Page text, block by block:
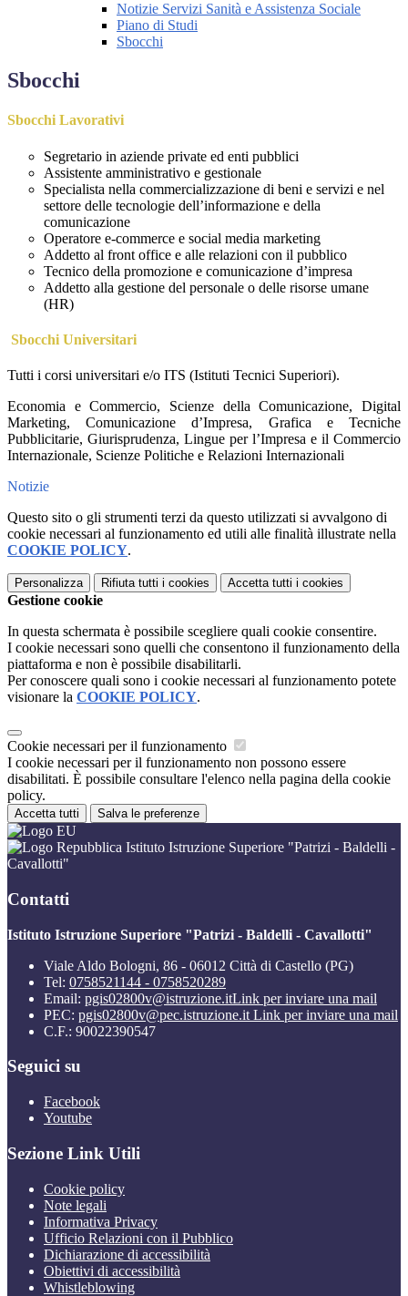
Notizie Servizi Sanità e Assistenza Sociale
Piano di Studi
Sbocchi
Sbocchi
Sbocchi Lavorativi
Segretario in aziende private ed enti pubblici
Assistente amministrativo e gestionale
Specialista nella commercializzazione di beni e servizi e nel
settore delle tecnologie dell’informazione e della
comunicazione
Operatore e-commerce e social media marketing
Addetto al front office e alle relazioni con il pubblico
Tecnico della promozione e comunicazione d’impresa
Addetto alla gestione del personale o delle risorse umane
(HR)
Sbocchi Universitari
Tutti i corsi universitari e/o ITS (Istituti Tecnici Superiori).
Economia e Commercio, Scienze della Comunicazione, Digital
Marketing, Comunicazione d’Impresa, Grafica e Tecniche
Pubblicitarie, Giurisprudenza, Lingue per l’Impresa e il Commercio
Internazionale, Scienze Politiche e Relazioni Internazionali
Notizie
Questo sito o gli strumenti terzi da questo utilizzati si avvalgono di
cookie necessari al funzionamento ed utili alle finalità illustrate nella
COOKIE POLICY.
Personalizza Rifiuta tutti i cookies Accetta tutti i cookies
Gestione cookie
In questa schermata è possibile scegliere quali cookie consentire.
I cookie necessari sono quelli che consentono il funzionamento della
piattaforma e non è possibile disabilitarli.
Per conoscere quali sono i cookie necessari al funzionamento potete
visionare la COOKIE POLICY.
Cookie necessari per il funzionamento
I cookie necessari per il funzionamento non possono essere
disabilitati. È possibile consultare l'elenco nella pagina della cookie
policy.
Accetta tutti Salva le preferenze
Istituto Istruzione Superiore "Patrizi - Baldelli -
Cavallotti"
Contatti
Istituto Istruzione Superiore "Patrizi - Baldelli - Cavallotti"
Viale Aldo Bologni, 86 - 06012 Città di Castello (PG)
Tel: 0758521144 - 0758520289
Email: pgis02800v@istruzione.itLink per inviare una mail
PEC: pgis02800v@pec.istruzione.it Link per inviare una mail
C.F.: 90022390547
Seguici su
Facebook
Youtube
Sezione Link Utili
Cookie policy
Note legali
Informativa Privacy
Ufficio Relazioni con il Pubblico
Dichiarazione di accessibilità
Obiettivi di accessibilità
Whistleblowing